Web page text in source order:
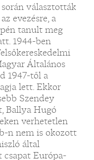
választották
evezésre, a
tanult meg
1944-ben
Általános
1947-től a
lett. Ekkor
Szendey
Ballya Hugó
verhetetlen
n nem is okozott
által
Európa-